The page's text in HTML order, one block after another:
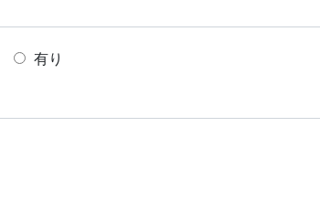
有り